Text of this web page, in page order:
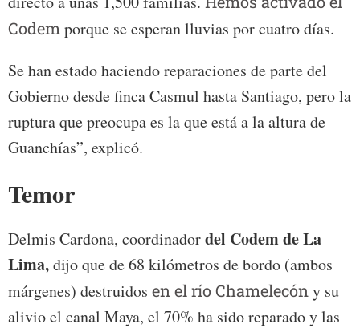
Codemporque se esperan lluvias por cuatro días.
Se han estado haciendo reparaciones de parte del
Gobierno desde finca Casmul hasta Santiago, pero la
ruptura que preocupa es la que está a la altura de
Guanchías”, explicó.
Temor
Delmis Cardona, coordinadordel Codem de La
Lima,dijo que de 68 kilómetros de bordo (ambos
márgenes) destruidos en el río Chamelecón y su
alivio el canal Maya, el 70% ha sido reparado y las